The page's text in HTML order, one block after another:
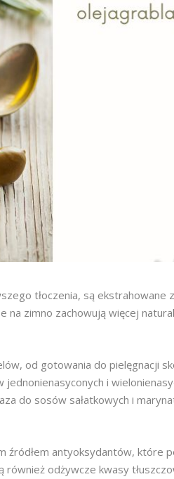
tłoczenia, są
na zimno zachowują więcej
od gotowania do pielęgnacji
i
do sosów sałatkowych i
źródłem antyoksydantów, które
odżywcze kwasy